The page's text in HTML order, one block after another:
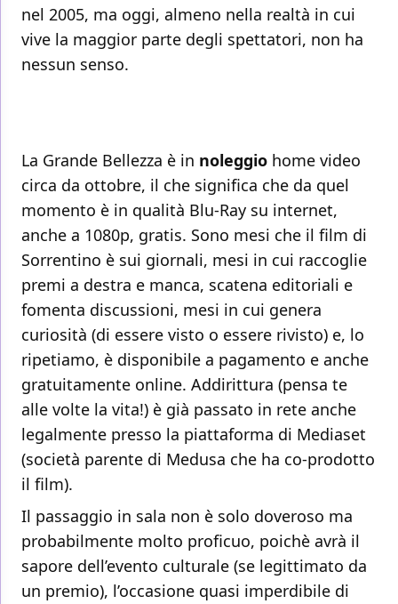
nel 2005, ma oggi, almeno nella realtà in cui
vive la maggior parte degli spettatori, non ha
nessun senso.
La Grande Bellezza è in noleggio home video
circa da ottobre, il che significa che da quel
momento è in qualità Blu-Ray su internet,
anche a 1080p, gratis. Sono mesi che il film di
Sorrentino è sui giornali, mesi in cui raccoglie
premi a destra e manca, scatena editoriali e
fomenta discussioni, mesi in cui genera
curiosità (di essere visto o essere rivisto) e, lo
ripetiamo, è disponibile a pagamento e anche
gratuitamente online. Addirittura (pensa te
alle volte la vita!) è già passato in rete anche
legalmente presso la piattaforma di Mediaset
(società parente di Medusa che ha co-prodotto
il film).
Il passaggio in sala non è solo doveroso ma
probabilmente molto proficuo, poichè avrà il
sapore dell’evento culturale (se legittimato da
un premio), l’occasione quasi imperdibile di